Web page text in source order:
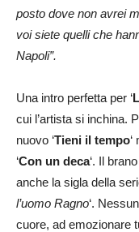
posto dove non avrei
voi siete quelli che
Napoli”.
Una intro perfetta per ‘
cui l’artista si inchina.
nuovo ‘Tieni il tempo
‘Con un deca‘. Il
anche la sigla della
l’uomo Ragno‘.
cuore, ad emozionare